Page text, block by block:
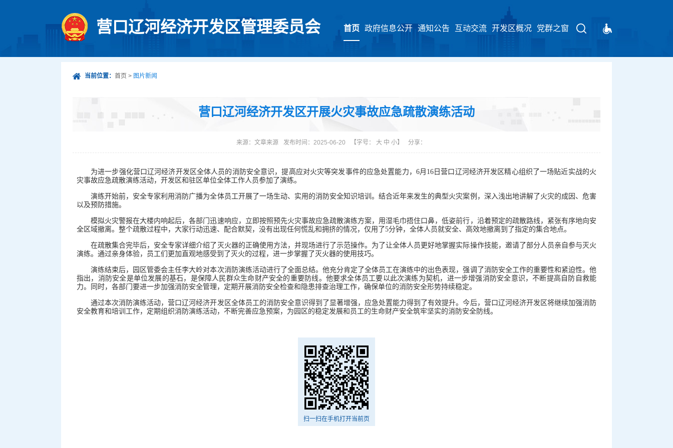
营口辽河经济开发区管理委员会 首页 政府信息公开 通知公告 互动交流 开发区概况 党群之窗
请输入关键字
当前位置： 首页 > 图片新闻
营口辽河经济开发区开展火灾事故应急疏散演练活动
来源： 文章来源 发布时间：2025-06-20 【字号： 大 中 小】 分享：
为进一步强化营口辽河经济开发区全体人员的消防安全意识，提高应对火灾等突发事件的应急处置能力，6月16日营口辽河经济开发区精心组织了一场贴近实战的火
灾事故应急疏散演练活动，开发区和驻区单位全体工作人员参加了演练。
演练开始前，安全专家利用消防广播为全体员工开展了一场生动、实用的消防安全知识培训。结合近年来发生的典型火灾案例，深入浅出地讲解了火灾的成因、危害
以及预防措施。
模拟火灾警报在大楼内响起后，各部门迅速响应，立即按照预先火灾事故应急疏散演练方案，用湿毛巾捂住口鼻，低姿前行，沿着预定的疏散路线，紧张有序地向安
全区域撤离。整个疏散过程中，大家行动迅速、配合默契，没有出现任何慌乱和拥挤的情况，仅用了5分钟，全体人员就安全、高效地撤离到了指定的集合地点。
在疏散集合完毕后，安全专家详细介绍了灭火器的正确使用方法，并现场进行了示范操作。为了让全体人员更好地掌握实际操作技能，邀请了部分人员亲自参与灭火
演练。通过亲身体验，员工们更加直观地感受到了灭火的过程，进一步掌握了灭火器的使用技巧。
演练结束后，园区管委会主任李大岭对本次消防演练活动进行了全面总结。他充分肯定了全体员工在演练中的出色表现，强调了消防安全工作的重要性和紧迫性。他
指出，消防安全是单位发展的基石，是保障人民群众生命财产安全的重要防线。他要求全体员工要以此次演练为契机，进一步增强消防安全意识，不断提高自防自救能
力。同时，各部门要进一步加强消防安全管理，定期开展消防安全检查和隐患排查治理工作，确保单位的消防安全形势持续稳定。
通过本次消防演练活动，营口辽河经济开发区全体员工的消防安全意识得到了显著增强，应急处置能力得到了有效提升。今后，营口辽河经济开发区将继续加强消防
安全教育和培训工作，定期组织消防演练活动，不断完善应急预案，为园区的稳定发展和员工的生命财产安全筑牢坚实的消防安全防线。
扫一扫在手机打开当前页